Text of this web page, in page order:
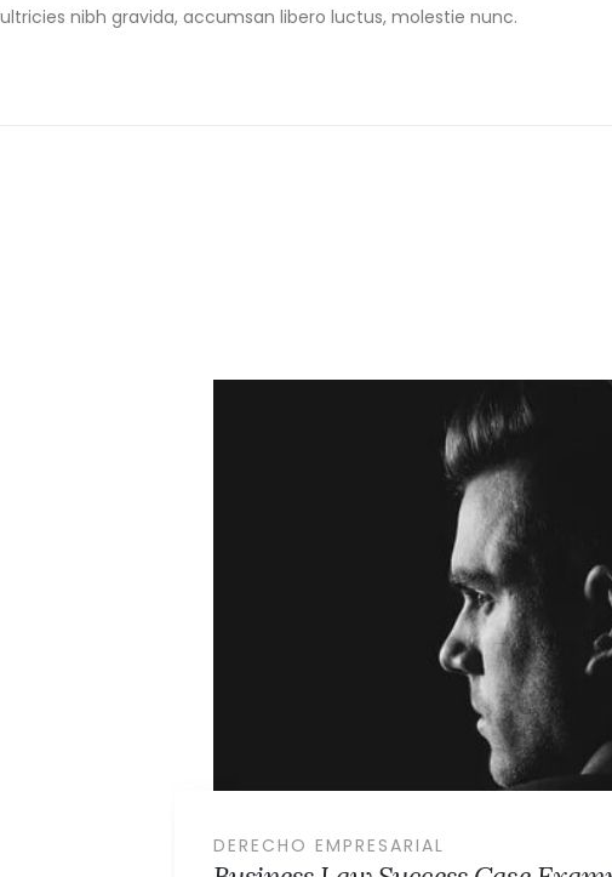
ultricies nibh gravida, accumsan libero luctus, molestie nunc.
Health Law Success Case Example
LEY DE ACCIDENTES Y LESIONES